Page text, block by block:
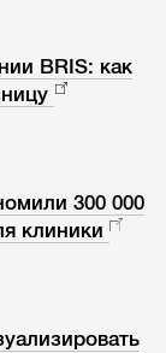
BRIS: как
300 000
клиники